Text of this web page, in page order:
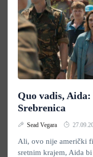
Quo vadis,
Srebrenica
Sead Vegara
Ali, ovo nije američki
sretnim krajem, Aida